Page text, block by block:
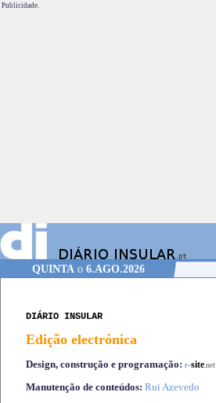
Publicidade.
QUINTAo 6.AGO.2026
DIÁRIO INSULAR
Edição electrónica
Design, construção e programação: r-site.net
Manutenção de conteúdos: Rui Azevedo